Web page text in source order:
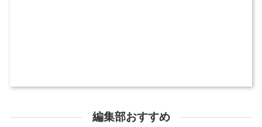
編集部おすすめ